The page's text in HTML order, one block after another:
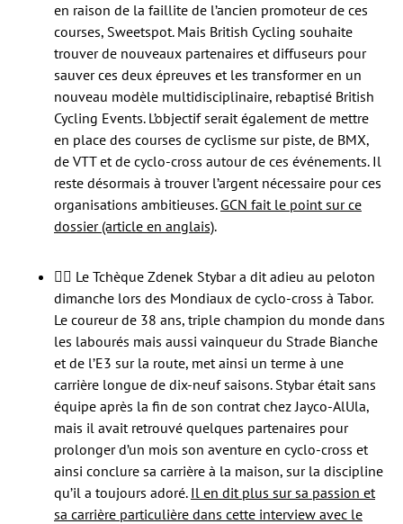
en raison de la faillite de l’ancien promoteur de ces
courses, Sweetspot. Mais British Cycling souhaite
trouver de nouveaux partenaires et diffuseurs pour
sauver ces deux épreuves et les transformer en un
nouveau modèle multidisciplinaire, rebaptisé British
Cycling Events. L’objectif serait également de mettre
en place des courses de cyclisme sur piste, de BMX,
de VTT et de cyclo-cross autour de ces événements. Il
reste désormais à trouver l’argent nécessaire pour ces
organisations ambitieuses. GCN fait le point sur ce
dossier (article en anglais).
🙅‍♂️ Le Tchèque Zdenek Stybar a dit adieu au peloton
dimanche lors des Mondiaux de cyclo-cross à Tabor.
Le coureur de 38 ans, triple champion du monde dans
les labourés mais aussi vainqueur du Strade Bianche
et de l’E3 sur la route, met ainsi un terme à une
carrière longue de dix-neuf saisons. Stybar était sans
équipe après la fin de son contrat chez Jayco-AlUla,
mais il avait retrouvé quelques partenaires pour
prolonger d’un mois son aventure en cyclo-cross et
ainsi conclure sa carrière à la maison, sur la discipline
qu’il a toujours adoré. Il en dit plus sur sa passion et
sa carrière particulière dans cette interview avec le